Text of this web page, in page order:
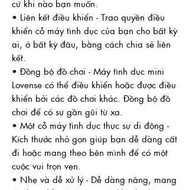
cứ khi nào bạn muốn.
• Liên kết điều khiển - Trao quyền điều
khiển cỗ máy tình dục của bạn cho bất kỳ
ai, ở bất kỳ đâu, bằng cách chia sẻ liên
kết.
• Đồng bộ đồ chơi - Máy tình dục mini
Lovense có thể điều khiển hoặc được điều
khiển bởi các đồ chơi khác. Đồng bộ đồ
chơi để có sự gần gũi từ xa.
• Một cỗ máy tình dục thực sự di động -
Kích thước nhỏ gọn giúp bạn dễ dàng cất
đi hoặc mang theo bên mình để có một
cuộc vui trọn vẹn.
• Nhẹ và dễ xử lý - Dễ dàng nâng, mang